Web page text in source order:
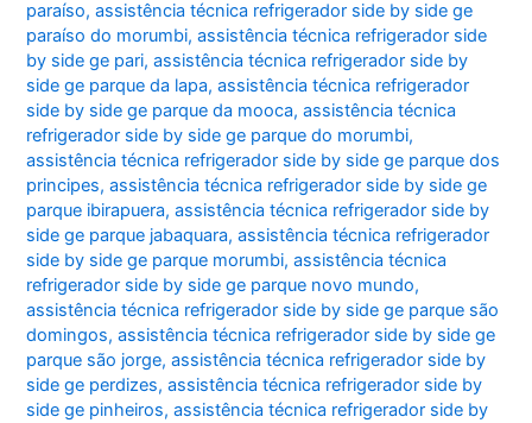
paraíso,assistência técnica refrigerador side by side ge
paraíso do morumbi,assistência técnica refrigerador side
by side ge pari,assistência técnica refrigerador side by
side ge parque da lapa,assistência técnica refrigerador
side by side ge parque da mooca,assistência técnica
refrigerador side by side ge parque do morumbi,
assistência técnica refrigerador side by side ge parque dos
principes,assistência técnica refrigerador side by side ge
parque ibirapuera,assistência técnica refrigerador side by
side ge parque jabaquara,assistência técnica refrigerador
side by side ge parque morumbi,assistência técnica
refrigerador side by side ge parque novo mundo,
assistência técnica refrigerador side by side ge parque são
domingos,assistência técnica refrigerador side by side ge
parque são jorge,assistência técnica refrigerador side by
side ge perdizes,assistência técnica refrigerador side by
side ge pinheiros,assistência técnica refrigerador side by